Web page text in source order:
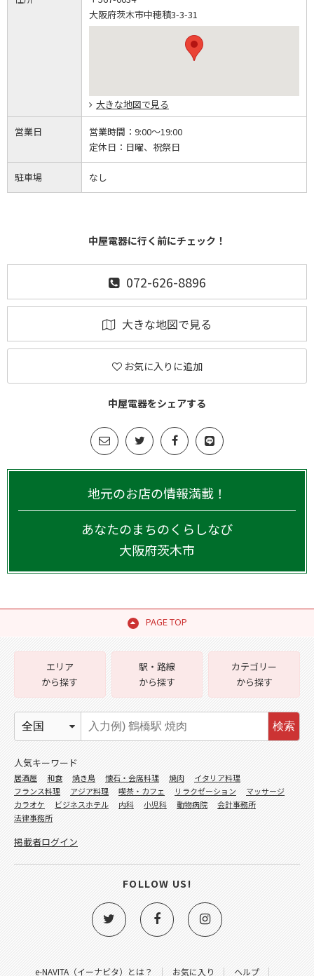
大阪府茨木市中穂積3-3-31
大きな地図で見る
営業日 営業時間： 9:00～19:00
定休日： 日曜、祝祭日
駐車場 なし
中屋電器に行く前にチェック！
072-626-8896
大きな地図で見る
お気に入りに追加
中屋電器をシェアする
地元のお店の情報満載！
あなたのまちのくらしなび
大阪府茨木市
PAGE TOP
e-NAVITA（イーナビタ）とは？ お気に入り ヘルプ
エリア
から探す
駅・路線
から探す
カテゴリー
から探す
検索
人気キーワード
居酒屋 和食 焼き鳥 懐石・会席料理 焼肉
イタリア料理
フランス料理
アジア料理 喫茶・カフェ リラクゼーション
マッサージ
カラオケ
ビジネスホテル 内科 小児科 動物病院
会計事務所
法律事務所
掲載者ログイン
FOLLOW US!